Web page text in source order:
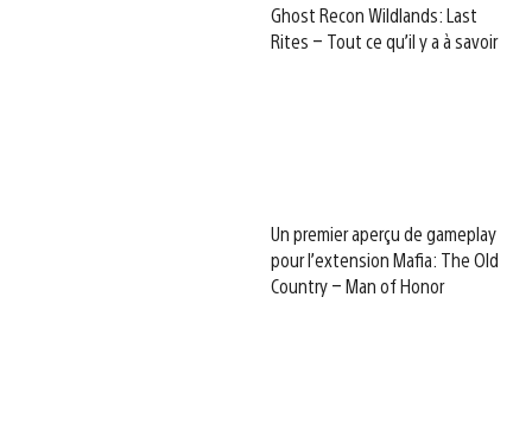
Ghost Recon Wildlands: Last
Rites – Tout ce qu’il y a à savoir
Un premier aperçu de gameplay
pour l’extension Mafia: The Old
Country – Man of Honor